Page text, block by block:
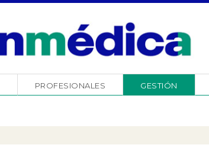
PROFESIONALES GESTIÓN